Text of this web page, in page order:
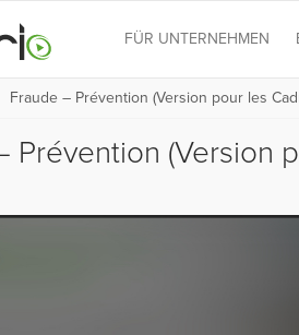
FÜR UNTERNEHMEN
Fraude – Prévention (Version pour les
Prévention (Version